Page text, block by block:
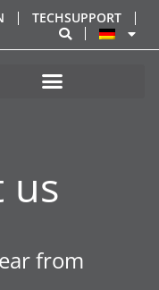
TECHSUPPORT
us
from